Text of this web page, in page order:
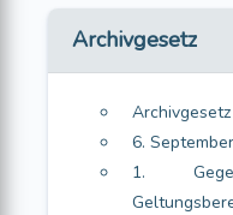
Archivgesetz
Archivgesetz
6.
1.